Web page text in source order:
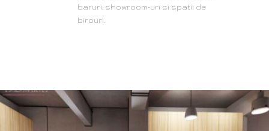
baruri, showroom-uri si spatii de
birouri.